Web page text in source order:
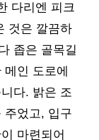
다리엔 피크
것은 깔끔하
좁은 골목길
인 도로에
다. 밝은 조
주었고, 입구
마련되어